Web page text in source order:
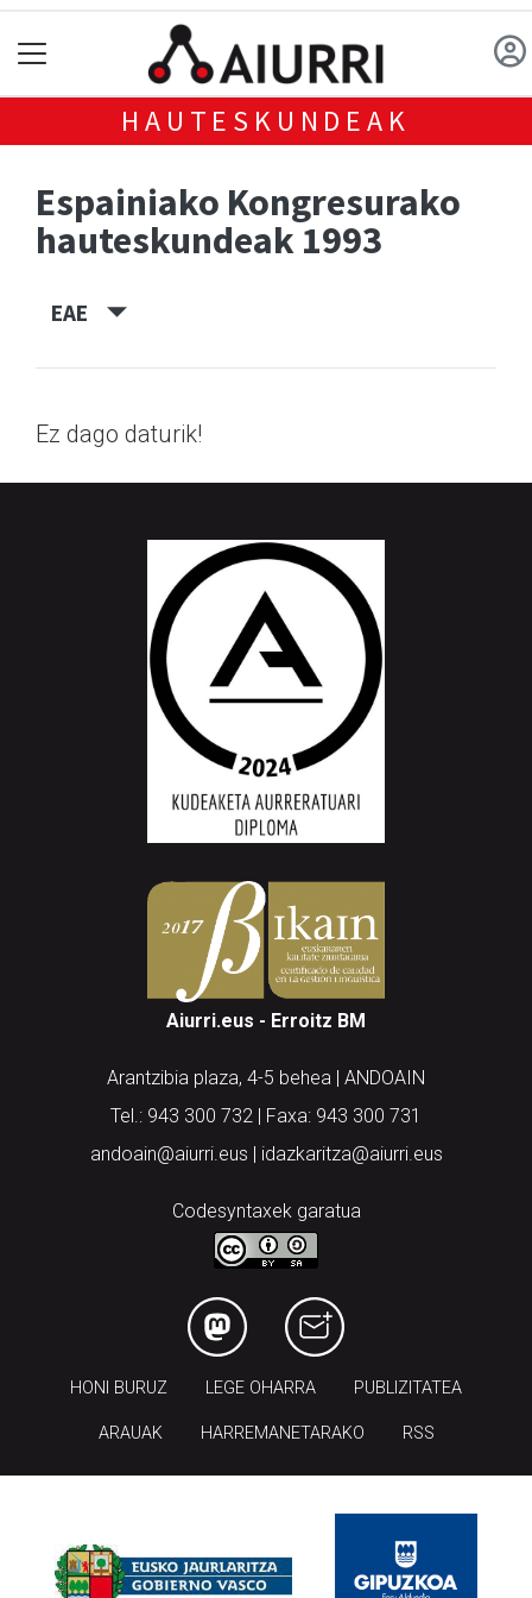
HAUTESKUNDEAK
Espainiako Kongresurako
hauteskundeak 1993
EAE
Ez dago daturik!
Aiurri.eus - Erroitz BM
Arantzibia plaza, 4-5 behea | ANDOAIN
Tel.: 943 300 732 | Faxa: 943 300 731
andoain@aiurri.eus | idazkaritza@aiurri.eus
Codesyntaxek garatua
HONI BURUZ LEGE OHARRA PUBLIZITATEA
ARAUAK HARREMANETARAKO RSS